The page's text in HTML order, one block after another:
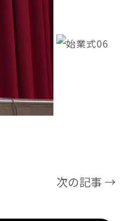
次の記事 →